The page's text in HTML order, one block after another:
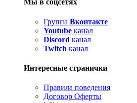
Мы в соцсетях
Группа Вконтакте
Youtube канал
Discord канал
Twitch канал
Интересные странички
Правила поведения
Договор Оферты